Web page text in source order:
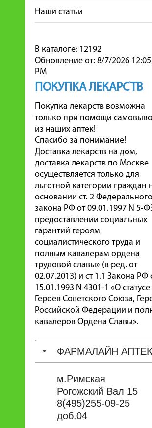
Наши статьи
В каталоге: 12192
Обновление от: 8/7/2026
PM
ПОКУПКА ЛЕКАРСТВ
Покупка лекарств возможна
только при помощи
из наших аптек!
Спасибо за понимание!
Доставка лекарств на дом,
доставка лекарств по Москве
осуществляется только для
льготной категории граждан
основании ст. 2 Федерального
закона РФ от 09.01.1997 N 5-
предоставлении социальных
гарантий героям
социалистического труда и
полным кавалерам ордена
трудовой славы» (в ред. от
02.07.2013) и ст 1.1 Закона РФ
15.01.1993 N 4301-1 «О статусе
Героев Советского Союза,
Российской Федерации и
кавалеров Ордена Славы».
ФАРМАЛАЙН
м.Римская
Рогожский Вал 15
8(495)255-09-25
доб.04